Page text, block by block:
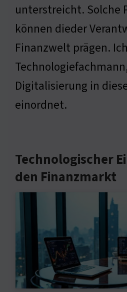
unterstreicht. Solche
können dieder
Finanzwelt prägen.
Digitalisierung in
einordnet.
Technologischer
den Finanzmarkt